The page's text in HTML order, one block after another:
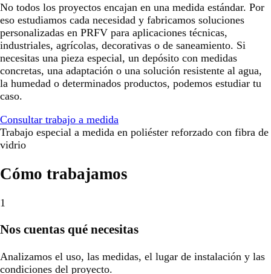
No todos los proyectos encajan en una medida estándar. Por
eso estudiamos cada necesidad y fabricamos soluciones
personalizadas en PRFV para aplicaciones técnicas,
industriales, agrícolas, decorativas o de saneamiento. Si
necesitas una pieza especial, un depósito con medidas
concretas, una adaptación o una solución resistente al agua,
la humedad o determinados productos, podemos estudiar tu
caso.
Consultar trabajo a medida
Trabajo especial a medida en poliéster reforzado con fibra de
vidrio
Cómo trabajamos
1
Nos cuentas qué necesitas
Analizamos el uso, las medidas, el lugar de instalación y las
condiciones del proyecto.